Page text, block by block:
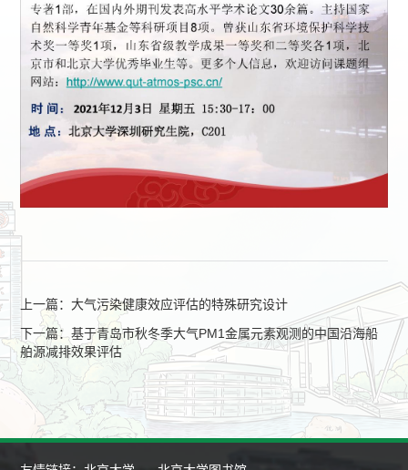
上一篇：大气污染健康效应评估的特殊研究设计
下一篇：基于青岛市秋冬季大气PM1金属元素观测的中国沿海船
舶源减排效果评估